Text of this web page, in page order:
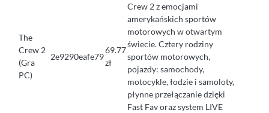
The
Crew 2
(Gra
PC)
2e9290eafe79
69.77
zł
Crew 2 z emocjami
amerykańskich sportów
motorowych w otwartym
świecie. Cztery rodziny
sportów motorowych,
pojazdy: samochody,
motocykle, łodzie i samoloty,
płynne przełączanie dzięki
Fast Fav oraz system LIVE